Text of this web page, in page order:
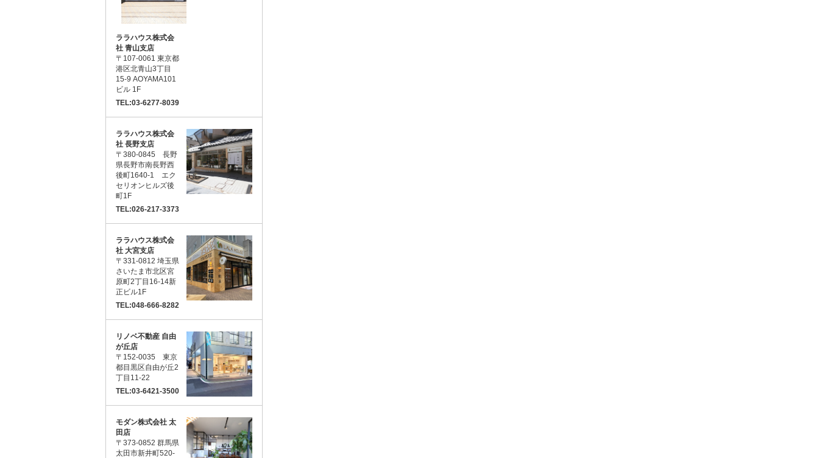
ララハウス株式会
社 青山支店
〒107-0061 東京都
港区北青山3丁目
15-9 AOYAMA101
ビル 1F
TEL:03-6277-8039
ララハウス株式会
社 長野支店
〒380-0845 長野
県長野市南長野西
後町1640-1 エク
セリオンヒルズ後
町1F
TEL:026-217-3373
ララハウス株式会
社 大宮支店
〒331-0812 埼玉県
さいたま市北区宮
原町2丁目16-14新
正ビル1F
TEL:048-666-8282
リノベ不動産 自由
が丘店
〒152-0035 東京
都目黒区自由が丘2
丁目11-22
TEL:03-6421-3500
モダン株式会社 太
田店
〒373-0852 群馬県
太田市新井町520-